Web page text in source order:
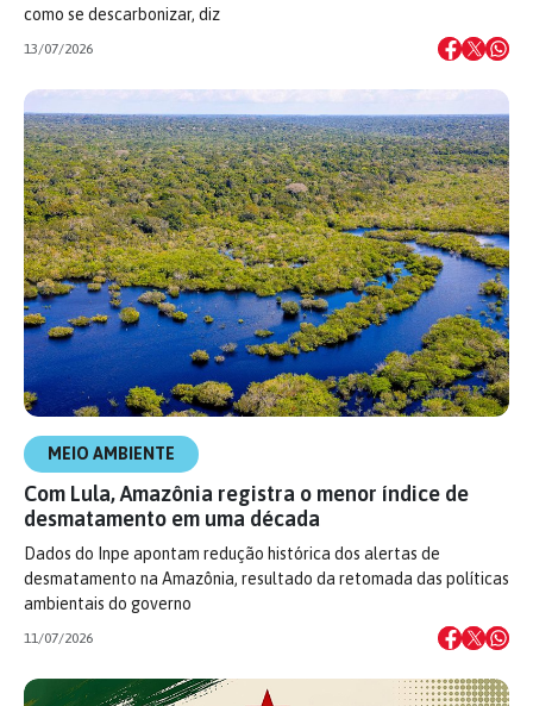
como se descarbonizar, diz
13/07/2026
MEIO AMBIENTE
Com Lula, Amazônia registra o menor índice de
desmatamento em uma década
Dados do Inpe apontam redução histórica dos alertas de
desmatamento na Amazônia, resultado da retomada das políticas
ambientais do governo
11/07/2026